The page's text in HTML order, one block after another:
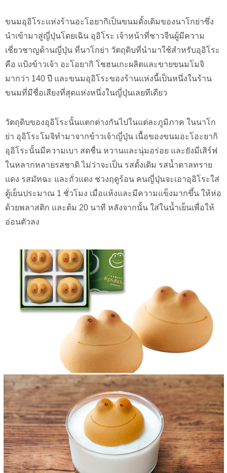
ขนมอุอิโระแห่งร้านอะโอยากิเป็นขนมดั้งเดิมของนาโกย่าซึ่ง
นำเข้ามาสู่ญี่ปุ่นโดยเฉิน อุอิโระ เจ้าหน้าที่ชาวจีนผู้มีความ
เชี่ยวชาญด้านญี่ปุ่น ที่นาโกย่า วัตถุดิบที่นำมาใช้สำหรับอุอิโระ
คือ แป้งข้าวเจ้า อะโอยากิ โชฮนเกะผลิตและขายขนมโมจิ
มากว่า 140 ปี และขนมอุอิโระของร้านแห่งนี้เป็นหนึ่งในร้าน
ขนมที่มีชื่อเสียงที่สุดแห่งหนึ่งในญี่ปุ่นเลยทีเดียว
วัตถุดิบของอุอิโระนั้นแตกต่างกันไปในแต่ละภูมิภาค ในนาโก
ย่า อุอิโระโมจิทำมาจากข้าวเจ้าญี่ปุ่น เนื้อของขนมอะโอะยากิ
อุอิโระนั้นมีความเบา สดชื่น หวานและนุ่มอร่อย และยังมีเสิร์ฟ
ในหลากหลายรสชาติ ไม่ว่าจะเป็น รสดั้งเดิม รสน้ำตาลทราย
แดง รสมัทฉะ และถั่วแดง ช่วงฤดูร้อน คนญี่ปุ่นจะเอาอุอิโระใส่
ตู้เย็นประมาณ 1 ชั่วโมง เมื่อแห้งและมีความแข็งมากขึ้น ให้ห่อ
ด้วยพลาสติก และต้ม 20 นาที หลังจากนั้น ใส่ในน้ำเย็นเพื่อให้
อ่อนตัวลง